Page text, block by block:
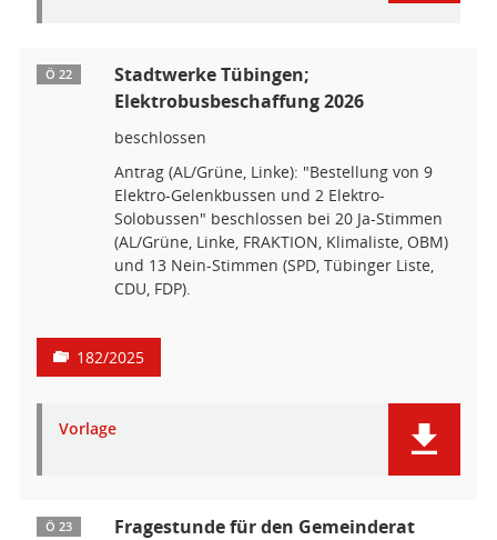
Ö 22
Stadtwerke Tübingen;
Elektrobusbeschaffung 2026
beschlossen
Antrag (AL/Grüne, Linke): "Bestellung von 9
Elektro-Gelenkbussen und 2 Elektro-
Solobussen" beschlossen bei 20 Ja-Stimmen
(AL/Grüne, Linke, FRAKTION, Klimaliste, OBM)
und 13 Nein-Stimmen (SPD, Tübinger Liste,
CDU, FDP).
182/2025
Vorlage
Ö 23 Fragestunde für den Gemeinderat